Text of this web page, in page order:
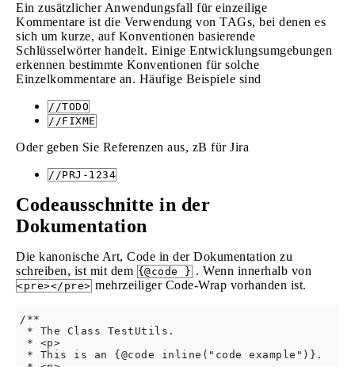
Ein zusätzlicher Anwendungsfall für einzeilige
Kommentare ist die Verwendung von TAGs, bei denen es
sich um kurze, auf Konventionen basierende
Schlüsselwörter handelt. Einige Entwicklungsumgebungen
erkennen bestimmte Konventionen für solche
Einzelkommentare an. Häufige Beispiele sind
//TODO
//FIXME
Oder geben Sie Referenzen aus, zB für Jira
//PRJ-1234
Codeausschnitte in der
Dokumentation
Die kanonische Art, Code in der Dokumentation zu
schreiben, ist mit dem {@code } . Wenn innerhalb von
<pre></pre> mehrzeiliger Code-Wrap vorhanden ist.
/**
* The Class TestUtils.
* <p>
* This is an {@code inline("code example")}.